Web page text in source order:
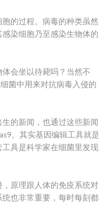
的过程。病毒的种类虽然
染细胞乃至感染生物体的
会坐以待毙吗？当然不
菌中用来对抗病毒入侵的
的新闻，也通过这些新闻
。其实基因编辑工具就是
具是科学家在细菌里发现
原理跟人体的免疫系统对
也非常重要，每时每刻都